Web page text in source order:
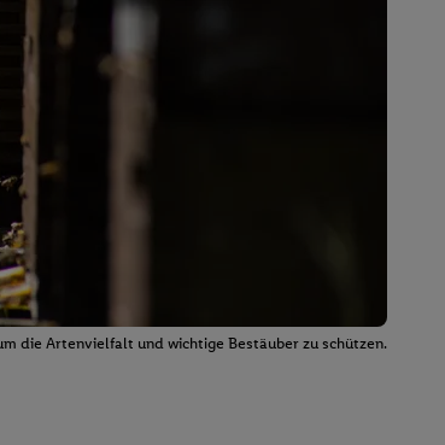
die Artenvielfalt und wichtige Bestäuber zu schützen.